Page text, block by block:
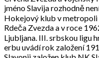
jméno Slavija rozhodně
Hokejový klub v metropoli
Rdeča Zvezda a v roce
Ljubljana. III. srbskou ligu
erbu uvádí rok založení